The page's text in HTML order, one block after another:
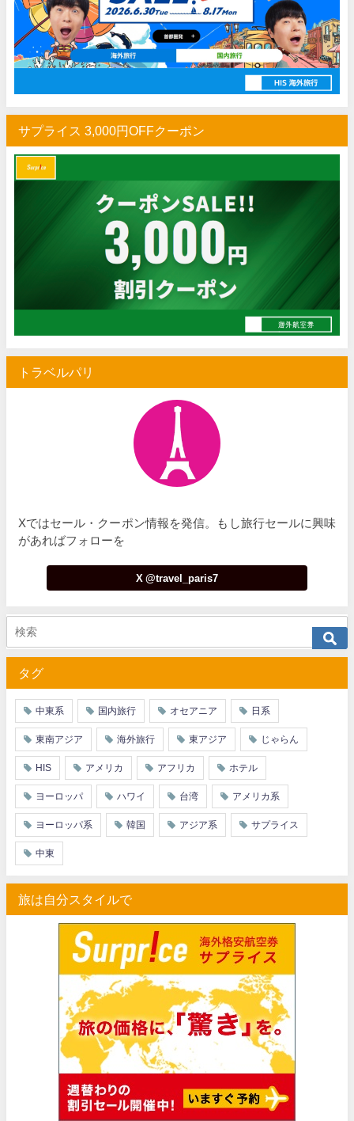
サプライス 3,000円OFFクーポン
トラベルパリ
Xではセール・クーポン情報を発信。もし旅行セールに興味
があればフォローを
X @travel_paris7
タグ
中東系 国内旅行 オセアニア 日系
東南アジア 海外旅行 東アジア じゃらん
HIS アメリカ アフリカ ホテル
ヨーロッパ ハワイ 台湾 アメリカ系
ヨーロッパ系 韓国 アジア系 サプライス
中東
旅は自分スタイルで